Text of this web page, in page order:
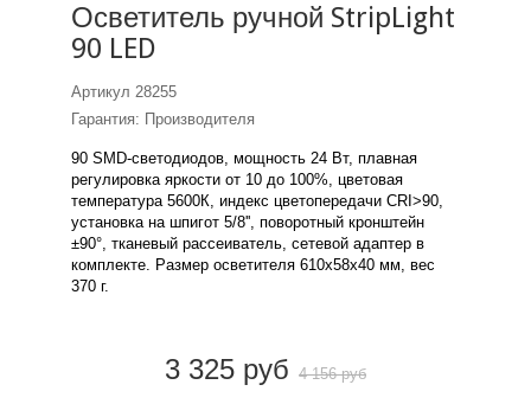
Осветитель ручной StripLight
90 LED
Артикул 28255
Гарантия: Производителя
90 SMD-светодиодов, мощность 24 Вт, плавная
регулировка яркости от 10 до 100%, цветовая
температура 5600К, индекс цветопередачи CRI>90,
установка на шпигот 5/8'', поворотный кронштейн
±90°, тканевый рассеиватель, сетевой адаптер в
комплекте. Размер осветителя 610х58х40 мм, вес
370 г.
3 325 руб 4 156 руб